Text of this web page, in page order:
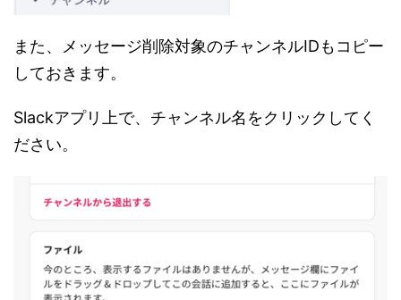
また、メッセージ削除対象のチャンネルIDもコピー
しておきます。
Slackアプリ上で、チャンネル名をクリックしてく
ださい。